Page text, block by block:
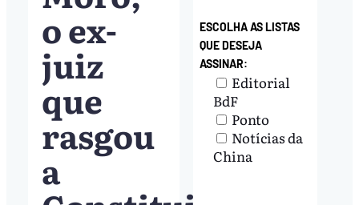
o ex-
juiz
que
rasgou
a
ESCOLHA AS LISTAS
QUE DESEJA
ASSINAR:
Editorial
BdF
Ponto
Notícias da
China